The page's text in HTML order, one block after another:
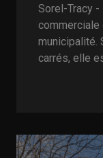
Sorel-Tracy
commerciale
municipalité.
carrés, elle est